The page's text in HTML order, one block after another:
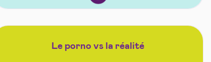
Le porno vs la réalité